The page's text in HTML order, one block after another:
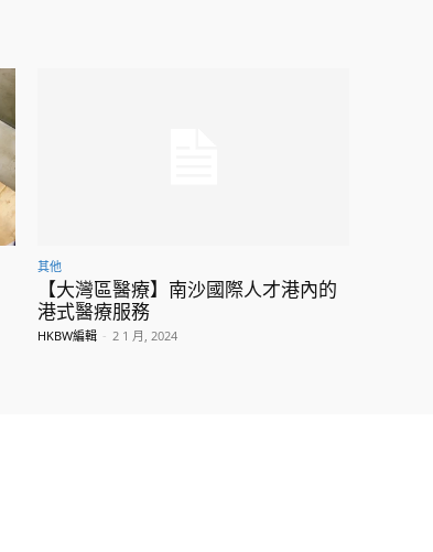
其他
【大灣區醫療】南沙國際人才港內的
港式醫療服務
HKBW編輯 - 2 1 月, 2024